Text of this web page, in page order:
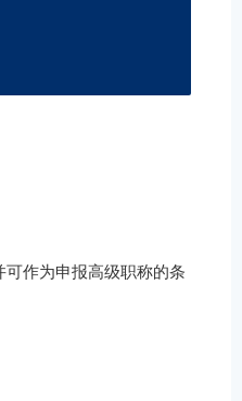
可作为申报高级职称的条